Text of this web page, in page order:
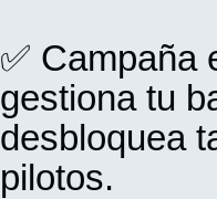
✅ Campaña
gestiona tu
desbloquea
pilotos.